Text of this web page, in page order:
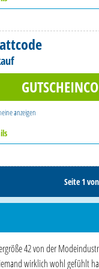
anzeigen
Seite 1
42 von der
wirklich wohl gefühlt